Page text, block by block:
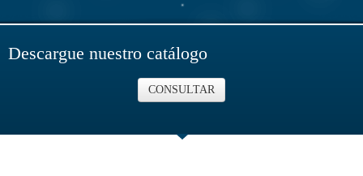
Descargue nuestro catálogo
CONSULTAR